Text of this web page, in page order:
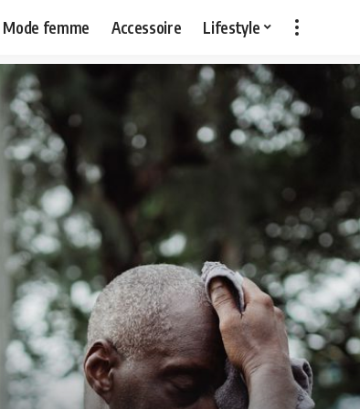
Mode femme Accessoire Lifestyle